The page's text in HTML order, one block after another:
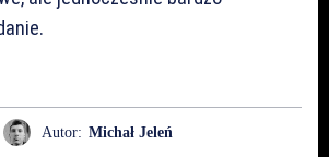
Autor: Michał Jeleń